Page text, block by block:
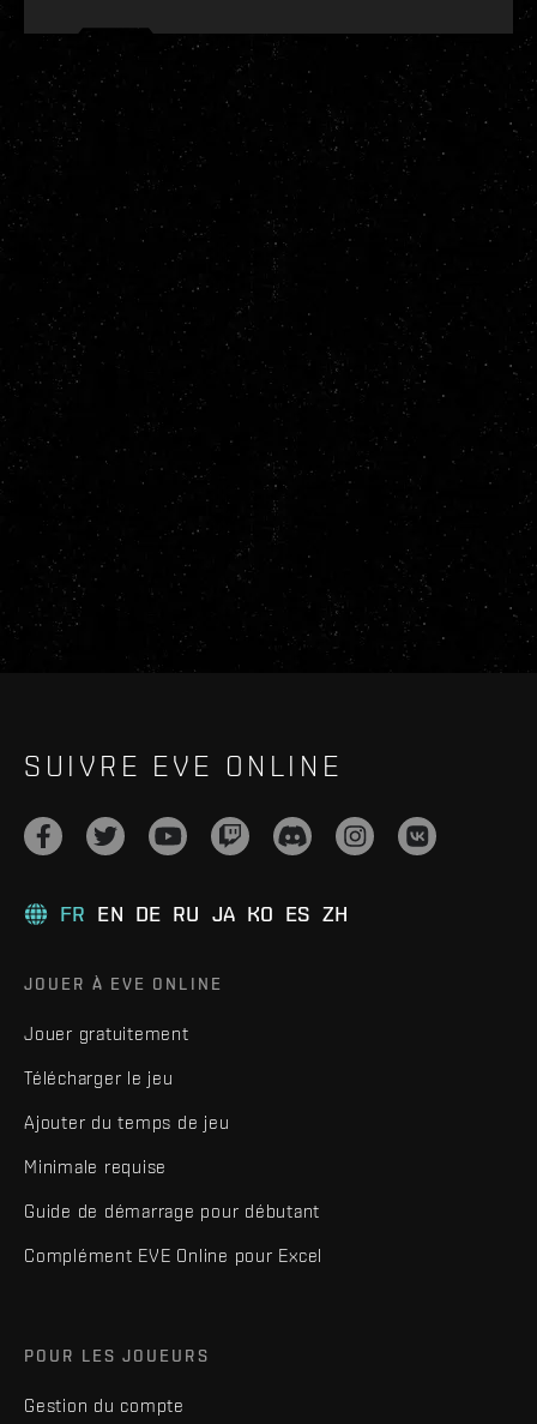
SUIVRE EVE ONLINE
FR EN DE RU JA KO ES ZH
JOUER À EVE ONLINE
Jouer gratuitement
Télécharger le jeu
Ajouter du temps de jeu
Minimale requise
Guide de démarrage pour débutant
Complément EVE Online pour Excel
POUR LES JOUEURS
Gestion du compte